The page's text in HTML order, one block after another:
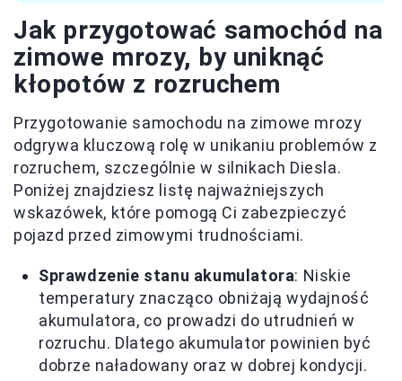
Jak przygotować samochód na
zimowe mrozy, by uniknąć
kłopotów z rozruchem
Przygotowanie samochodu na zimowe mrozy
odgrywa kluczową rolę w unikaniu problemów z
rozruchem, szczególnie w silnikach Diesla.
Poniżej znajdziesz listę najważniejszych
wskazówek, które pomogą Ci zabezpieczyć
pojazd przed zimowymi trudnościami.
Sprawdzenie stanu akumulatora: Niskie
temperatury znacząco obniżają wydajność
akumulatora, co prowadzi do utrudnień w
rozruchu. Dlatego akumulator powinien być
dobrze naładowany oraz w dobrej kondycji.